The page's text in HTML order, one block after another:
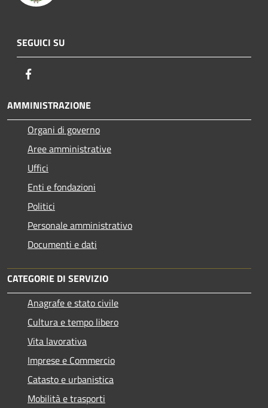
SEGUICI SU
AMMINISTRAZIONE
Organi di governo
Aree amministrative
Uffici
Enti e fondazioni
Politici
Personale amministrativo
Documenti e dati
CATEGORIE DI SERVIZIO
Anagrafe e stato civile
Cultura e tempo libero
Vita lavorativa
Imprese e Commercio
Catasto e urbanistica
Mobilità e trasporti